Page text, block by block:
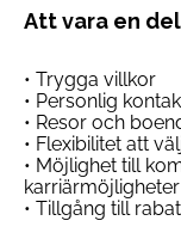
Att vara en
• Trygga villkor
• Personlig
• Resor och
• Flexibilitet att
• Möjlighet till
karriärmöjligheter
• Tillgång till